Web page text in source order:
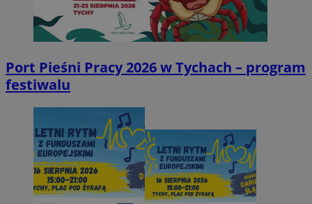
Port Pieśni Pracy 2026 w Tychach – program
festiwalu